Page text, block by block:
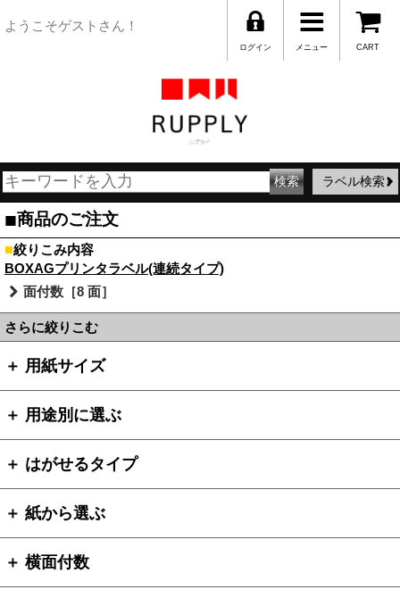
ようこそゲストさん！
CART
メニュー
ログイン
ラベル検索
■商品のご注文
■絞りこみ内容
BOXAGプリンタラベル(連続タイプ)
面付数［8 面］
さらに絞りこむ
＋ 用紙サイズ
＋ 用途別に選ぶ
＋ はがせるタイプ
＋ 紙から選ぶ
＋ 横面付数